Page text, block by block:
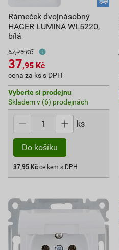
Rámeček dvojnásobný
HAGER LUMINA WL5220,
bílá
67,76 Kč
37,95 Kč
cena za ks s DPH
Vyberte si prodejnu
Skladem v (6) prodejnách
ks
Do košíku
37,95 Kč celkem s DPH